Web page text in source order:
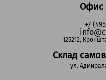
Офис
+7
125212,
Склад
ул.